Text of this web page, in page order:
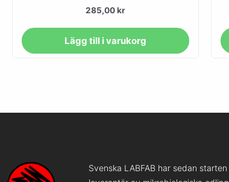
285,00kr
Lägg till i varukorg
Svenska LABFAB har sedan